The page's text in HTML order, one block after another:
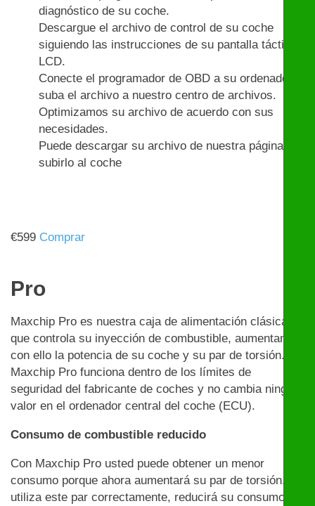
diagnóstico de su coche.
Descargue el archivo de control de su coche
siguiendo las instrucciones de su pantalla táctil
LCD.
Conecte el programador de OBD a su ordenador y
suba el archivo a nuestro centro de archivos.
Optimizamos su archivo de acuerdo con sus
necesidades.
Puede descargar su archivo de nuestra página y
subirlo al coche
€599 Comprar
Pro
Maxchip Pro es nuestra caja de alimentación clásica
que controla su inyección de combustible, aumentando
con ello la potencia de su coche y su par de torsión.
Maxchip Pro funciona dentro de los límites de
seguridad del fabricante de coches y no cambia ningún
valor en el ordenador central del coche (ECU).
Consumo de combustible reducido
Con Maxchip Pro usted puede obtener un menor
consumo porque ahora aumentará su par de torsión. Si
utiliza este par correctamente, reducirá su consumo.